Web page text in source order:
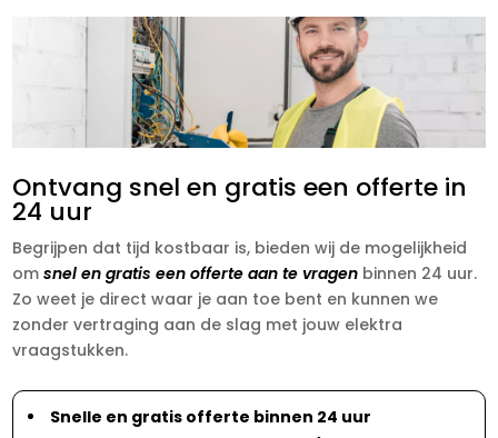
Ontvang snel en gratis een offerte in
24 uur
Begrijpen dat tijd kostbaar is, bieden wij de mogelijkheid
omsnel en gratis een offerte aan te vragen binnen 24 uur.
Zo weet je direct waar je aan toe bent en kunnen we
zonder vertraging aan de slag met jouw elektra
vraagstukken.
Snelle en gratis offerte binnen 24 uur